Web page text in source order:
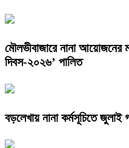
মৌলভীবাজারে নানা
দিবস-২০২৬’ পালিত
বড়লেখায় নানা কর্মসূচিতে